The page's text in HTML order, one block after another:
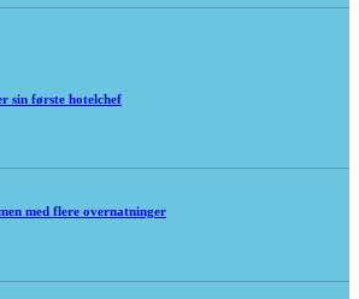
sin første hotelchef
med flere overnatninger